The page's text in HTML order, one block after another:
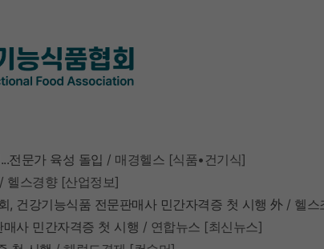
전문가 육성 돌입 / 매경헬스 [식품•건기식]
/ 헬스경향[산업정보]
, 건강기능식품 전문판매사 민간자격증 첫 시행 外/ 헬스
매사 민간자격증 첫 시행 / 연합뉴스 [최신뉴스]